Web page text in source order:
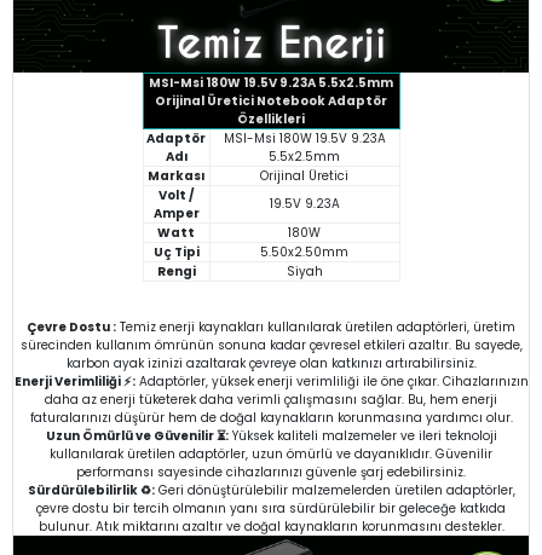
MSI-Msi 180W 19.5V 9.23A 5.5x2.5mm
Orijinal Üretici Notebook Adaptör
Özellikleri
Adaptör
Adı
MSI-Msi 180W 19.5V 9.23A
5.5x2.5mm
Markası
Orijinal Üretici
Volt /
Amper
19.5V 9.23A
Watt
180W
Uç Tipi
5.50x2.50mm
Rengi
Siyah
Çevre Dostu : Temiz enerji kaynakları kullanılarak üretilen adaptörleri, üretim
sürecinden kullanım ömrünün sonuna kadar çevresel etkileri azaltır. Bu sayede,
karbon ayak izinizi azaltarak çevreye olan katkınızı artırabilirsiniz.
Enerji Verimliliği ⚡:Adaptörler, yüksek enerji verimliliği ile öne çıkar. Cihazlarınızın
daha az enerji tüketerek daha verimli çalışmasını sağlar. Bu, hem enerji
faturalarınızı düşürür hem de doğal kaynakların korunmasına yardımcı olur.
Uzun Ömürlü ve Güvenilir ⏳:Yüksek kaliteli malzemeler ve ileri teknoloji
kullanılarak üretilen adaptörler, uzun ömürlü ve dayanıklıdır. Güvenilir
performansı sayesinde cihazlarınızı güvenle şarj edebilirsiniz.
Sürdürülebilirlik ♻️:Geri dönüştürülebilir malzemelerden üretilen adaptörler,
çevre dostu bir tercih olmanın yanı sıra sürdürülebilir bir geleceğe katkıda
bulunur. Atık miktarını azaltır ve doğal kaynakların korunmasını destekler.